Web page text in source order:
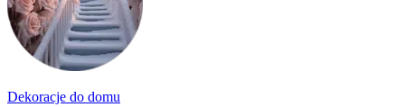
Dekoracje do domu